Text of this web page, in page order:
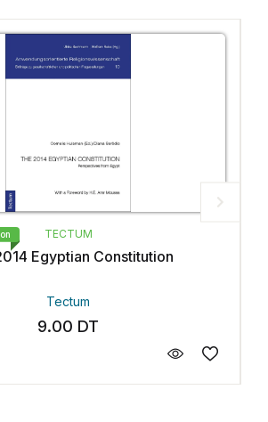
From Ruling To Opposition
Livres d'occasion